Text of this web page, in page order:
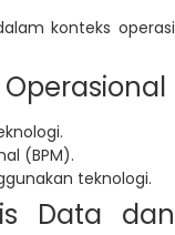
konteks operasi
(BPM).
teknologi.
Data dan